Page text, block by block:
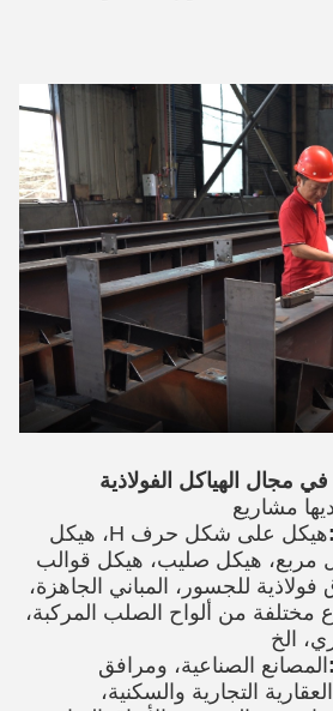
هيكل على شكل حرف H، هيكل
مربع، هيكل صليب، هيكل قوالب
للجسور، المباني الجاهزة،
مختلفة من ألواح الصلب المركبة،
الخ
المصانع الصناعية، ومرافق
التجارية والسكنية،